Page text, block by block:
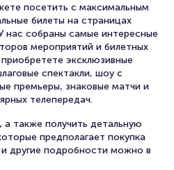
посетить с максимальным
билеты на страницах
нас собраны самые интересные
мероприятий и билетных
эксклюзивные
спектакли, шоу с
премьеры, знаковые матчи и
телепередач.
а также получить детальную
предполагает покупка
другие подробности можно в